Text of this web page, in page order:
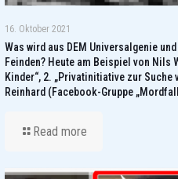
16. Oktober 2021
Was wird aus DEM Universalgenie
Feinden? Heute am Beispiel von Nils
Kinder“, 2. „Privatinitiative zur Suche
Reinhard (Facebook-Gruppe
Read more